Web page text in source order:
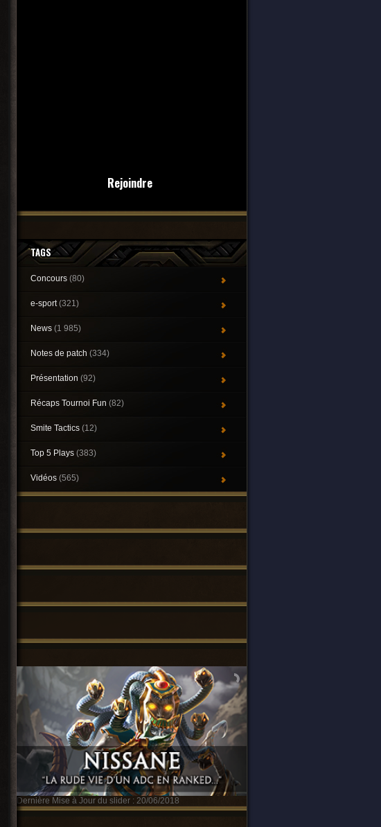
Rejoindre
TAGS
Concours (80)
e-sport(321)
News (1 985)
Notes de patch (334)
Présentation (92)
Récaps Tournoi Fun (82)
Smite Tactics (12)
Top 5 Plays (383)
Vidéos (565)
Dernière Mise à Jour du slider : 20/06/2018